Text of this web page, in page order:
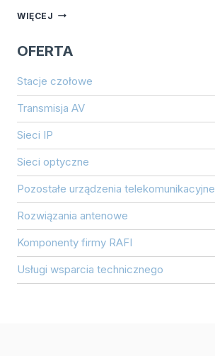
WIĘCEJ INSTALACJA
NOWOCZESNYM
OFERTA
Stacje czołowe
Transmisja AV
Sieci IP
Sieci optyczne
Pozostałe urządzenia telekomunikacyjne
Rozwiązania antenowe
Komponenty firmy RAFI
Usługi wsparcia technicznego